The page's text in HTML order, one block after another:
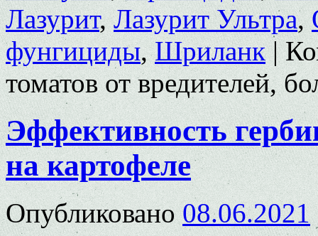
Лазурит,Лазурит Ультра,
фунгициды,Шриланк |
томатов от вредителей,
Эффективность
на картофеле
Опубликовано 08.06.2021